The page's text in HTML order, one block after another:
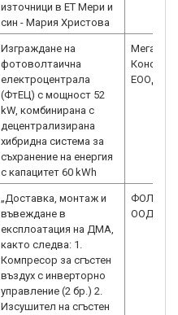
източници в ЕТ Мери и
син - Мария Христова
Изграждане на
фотоволтаична
електроцентрала
(ФтЕЦ) с мощност 52
kW, комбинирана с
децентрализирана
хибридна система за
съхранение на енергия
с капацитет 60 kWh
ЕООД
„Доставка, монтаж и
въвеждане в
експлоатация на ДМА,
както следва: 1.
Компресор за сгъстен
въздух с инверторно
управление (2 бр.) 2.
Изсушител на сгъстен
ООД